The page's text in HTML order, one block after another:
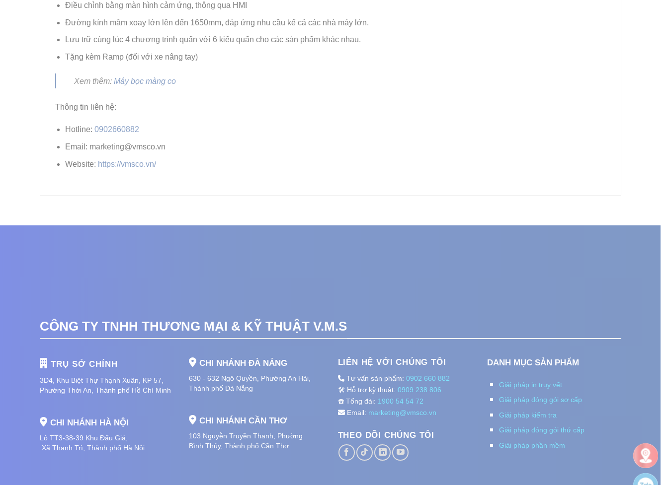
Điều chỉnh bằng màn hình cảm ứng, thông qua HMI
Đường kính mâm xoay lớn lên đến 1650mm, đáp ứng nhu cầu kể cả các nhà máy lớn.
Lưu trữ cùng lúc 4 chương trình quấn với 6 kiểu quấn cho các sản phẩm khác nhau.
Tặng kèm Ramp (đối với xe nâng tay)
Xem thêm: Máy bọc màng co
Thông tin liên hệ:
Hotline:0902660882
Email: marketing@vmsco.vn
Website: https://vmsco.vn/
CÔNG TY TNHH THƯƠNG MẠI & KỸ THUẬT V.M.S
TRỤ SỞ CHÍNH
3D4, Khu Biệt Thự Thạnh Xuân, KP 57,
Phường Thới An, Thành phố Hồ Chí Minh
CHI NHÁNH HÀ NỘI
Lô TT3-38-39 Khu Đấu Giá,
Xã Thanh Trì, Thành phố Hà Nội
CHI NHÁNH ĐÀ NẴNG
630 - 632 Ngô Quyền, Phường An Hải
Thành phố Đà Nẵng
CHI NHÁNH CẦN THƠ
103 Nguyễn Truyền Thanh, Phường
Bình Thủy, Thành phố Cần Thơ
LIÊN HỆ VỚI CHÚNG TÔI
Tư vấn sản phẩm: 0902 660 882
🛠️ Hỗ trợ kỹ thuật: 0909 238 806
☎️ Tổng đài: 1900 54 54 72
Email: marketing@vmsco.vn
THEO DÕI CHÚNG TÔI
DANH MỤC SẢN PHẨM
Giải pháp in truy vết
Giải pháp đóng gói sơ cấp
Giải pháp kiểm tra
Giải pháp đóng gói thứ cấp
Giải pháp phần mềm